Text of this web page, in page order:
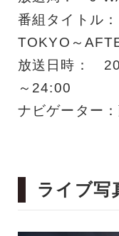
番組タイトル
TOKYO～
放送日時：
～24:00
ナビゲーター
ライブ写